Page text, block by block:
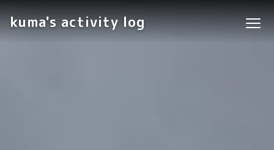
kuma's activity log